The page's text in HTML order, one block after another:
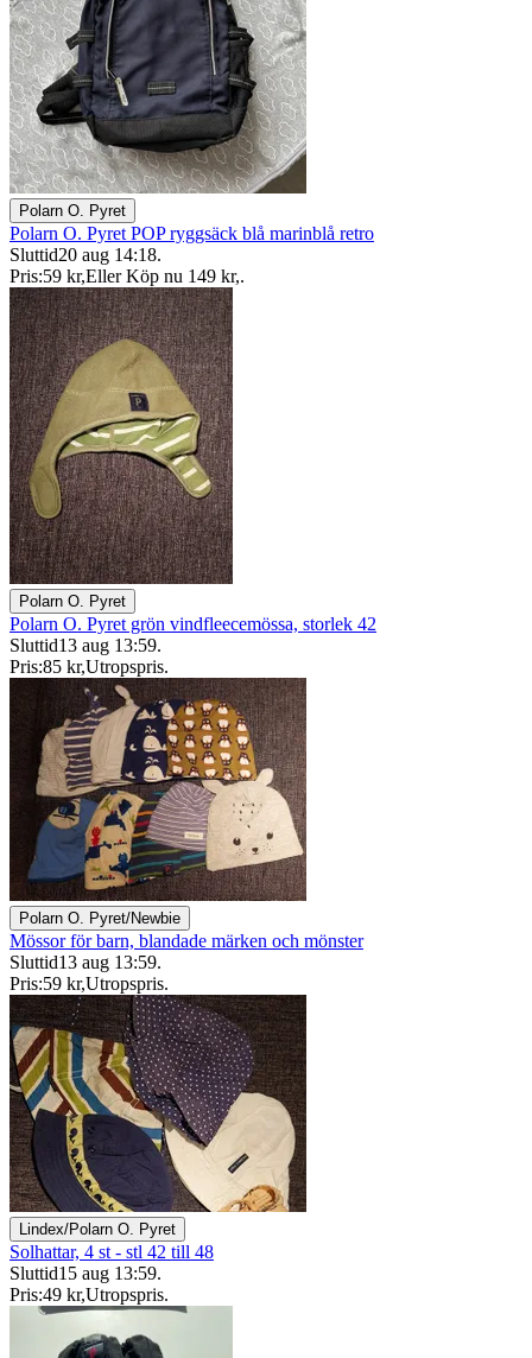
Polarn O. Pyret
Polarn O. Pyret POP ryggsäck blå marinblå retro
Sluttid20 aug 14:18.
Pris:59 kr,Eller Köp nu 149 kr,.
Polarn O. Pyret
Polarn O. Pyret grön vindfleecemössa, storlek 42
Sluttid13 aug 13:59.
Pris:85 kr,Utropspris.
Polarn O. Pyret/Newbie
Mössor för barn, blandade märken och mönster
Sluttid13 aug 13:59.
Pris:59 kr,Utropspris.
Lindex/Polarn O. Pyret
Solhattar, 4 st - stl 42 till 48
Sluttid15 aug 13:59.
Pris:49 kr,Utropspris.